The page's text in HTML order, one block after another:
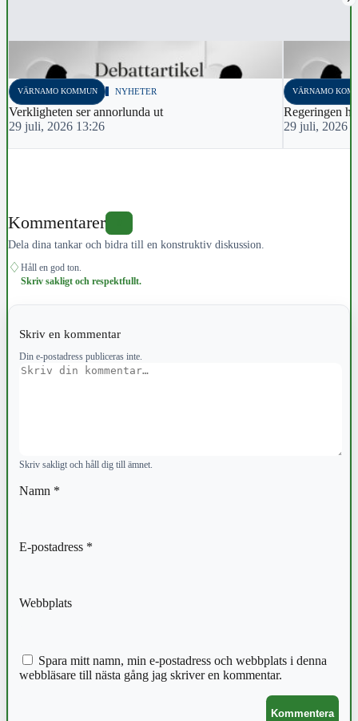
VÄRNAMO KOMMUN NYHETER
Verkligheten ser annorlunda ut
29 juli, 2026 13:26
VÄRNAMO
Regeringen
29 juli, 2026
Kommentarer
Dela dina tankar och bidra till en konstruktiv diskussion.
♢ Håll en god ton.
Skriv sakligt och respektfullt.
Skriv en kommentar
Din e-postadress publiceras inte.
Kommentar
Skriv sakligt och håll dig till ämnet.
Namn *
E-postadress *
Webbplats
Spara mitt namn, min e-postadress och webbplats i denna
webbläsare till nästa gång jag skriver en kommentar.